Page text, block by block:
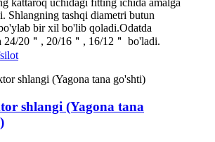
kattaroq uchidagi fitting ichida amalga
Shlangning tashqi diametri butun
bir xil bo'lib qoladi.Odatda
24/20＂, 20/16＂, 16/12＂ bo'ladi.
shlangi (Yagona tana